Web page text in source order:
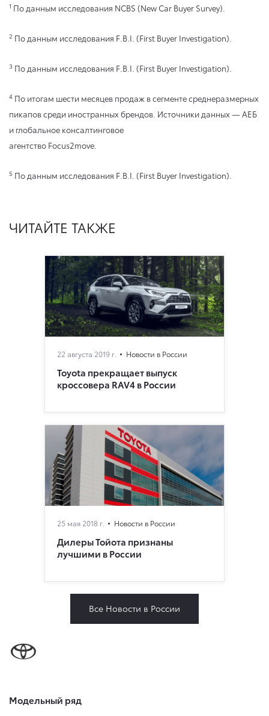
1 По данным исследования NCBS (New Car Buyer Survey).
2 По данным исследования F.B.I. (First Buyer Investigation).
3 По данным исследования F.B.I. (First Buyer Investigation).
4 По итогам шести месяцев продаж в сегменте среднеразмерных
пикапов среди иностранных брендов. Источники данных — АЕБ
и глобальное консалтинговое
агентство Focus2move.
5 По данным исследования F.B.I. (First Buyer Investigation).
ЧИТАЙТЕ ТАКЖЕ
22 августа 2019 г. Новости в России
Toyota прекращает выпуск
кроссовера RAV4 в России
25 мая 2018 г. Новости в России
Дилеры Тойота признаны
лучшими в России
Все Новости в России
Модельный ряд